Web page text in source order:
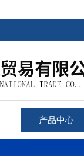
产品中心